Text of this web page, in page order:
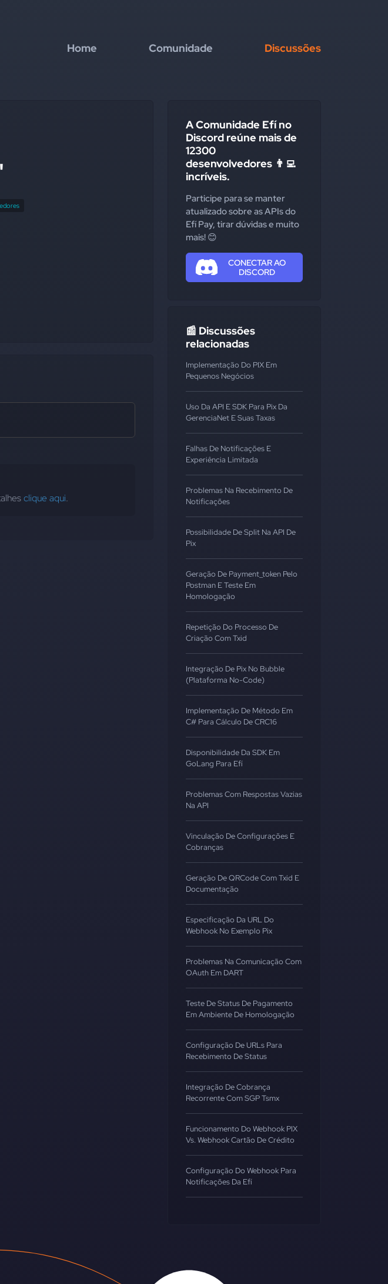
Home Comunidade Discussões
clique aqui.
A Comunidade Efí no
Discord reúne mais de
12300
desenvolvedores 👨‍💻
incríveis.
Participe para se manter
atualizado sobre as APIs do
Efí Pay, tirar dúvidas e muito
mais! 😊
CONECTAR AO
DISCORD
📰 Discussões
relacionadas
Implementação Do PIX Em
Pequenos Negócios
Uso Da API E SDK Para Pix Da
GerenciaNet E Suas Taxas
Falhas De Notificações E
Experiência Limitada
Problemas Na Recebimento De
Notificações
Possibilidade De Split Na API De
Pix
Geração De Payment_token Pelo
Postman E Teste Em
Homologação
Repetição Do Processo De
Criação Com Txid
Integração De Pix No Bubble
(Plataforma No-Code)
Implementação De Método Em
C# Para Cálculo De CRC16
Disponibilidade Da SDK Em
GoLang Para Efí
Problemas Com Respostas Vazias
Na API
Vinculação De Configurações E
Cobranças
Geração De QRCode Com Txid E
Documentação
Especificação Da URL Do
Webhook No Exemplo Pix
Problemas Na Comunicação Com
OAuth Em DART
Teste De Status De Pagamento
Em Ambiente De Homologação
Configuração De URLs Para
Recebimento De Status
Integração De Cobrança
Recorrente Com SGP Tsmx
Funcionamento Do Webhook PIX
Vs. Webhook Cartão De Crédito
Configuração Do Webhook Para
Notificações Da Efí